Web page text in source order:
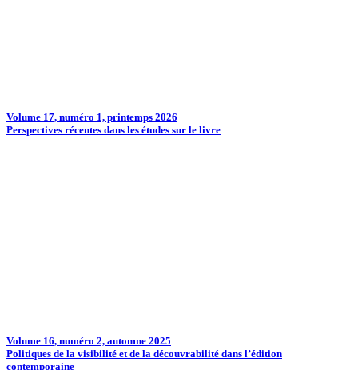
Volume 17, numéro 1, printemps 2026
Perspectives récentes dans les études sur le livre
Volume 16, numéro 2, automne 2025
Politiques de la visibilité et de la découvrabilité dans l’édition
contemporaine